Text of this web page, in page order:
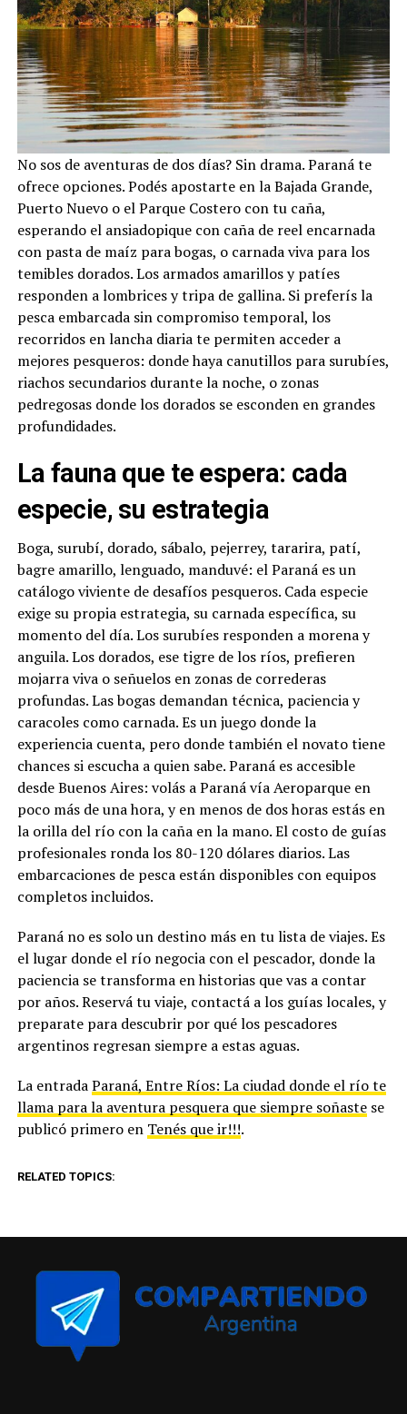
No sos de aventuras de dos días? Sin drama. Paraná te
ofrece opciones. Podés apostarte en la Bajada Grande,
Puerto Nuevo o el Parque Costero con tu caña,
esperando el ansiadopique con caña de reel encarnada
con pasta de maíz para bogas, o carnada viva para los
temibles dorados. Los armados amarillos y patíes
responden a lombrices y tripa de gallina. Si preferís la
pesca embarcada sin compromiso temporal, los
recorridos en lancha diaria te permiten acceder a
mejores pesqueros: donde haya canutillos para surubíes,
riachos secundarios durante la noche, o zonas
pedregosas donde los dorados se esconden en grandes
profundidades.
La fauna que te espera: cada
especie, su estrategia
Boga, surubí, dorado, sábalo, pejerrey, tararira, patí,
bagre amarillo, lenguado, manduvé: el Paraná es un
catálogo viviente de desafíos pesqueros. Cada especie
exige su propia estrategia, su carnada específica, su
momento del día. Los surubíes responden a morena y
anguila. Los dorados, ese tigre de los ríos, prefieren
mojarra viva o señuelos en zonas de correderas
profundas. Las bogas demandan técnica, paciencia y
caracoles como carnada. Es un juego donde la
experiencia cuenta, pero donde también el novato tiene
chances si escucha a quien sabe. Paraná es accesible
desde Buenos Aires: volás a Paraná vía Aeroparque en
poco más de una hora, y en menos de dos horas estás en
la orilla del río con la caña en la mano. El costo de guías
profesionales ronda los 80-120 dólares diarios. Las
embarcaciones de pesca están disponibles con equipos
completos incluidos.
Paraná no es solo un destino más en tu lista de viajes. Es
el lugar donde el río negocia con el pescador, donde la
paciencia se transforma en historias que vas a contar
por años. Reservá tu viaje, contactá a los guías locales, y
preparate para descubrir por qué los pescadores
argentinos regresan siempre a estas aguas.
La entradaParaná, Entre Ríos: La ciudad donde el río te
llama para la aventura pesquera que siempre soñastese
publicó primero en Tenés que ir!!!.
RELATED TOPICS: